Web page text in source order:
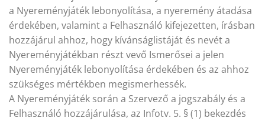
a Nyereményjáték lebonyolítása, a nyeremény átadása
érdekében, valamint a Felhasználó kifejezetten, írásban
hozzájárul ahhoz, hogy kívánságlistáját és nevét a
Nyereményjátékban részt vevő Ismerősei a jelen
Nyereményjáték lebonyolítása érdekében és az ahhoz
szükséges mértékben megismerhessék.
A Nyereményjáték során a Szervező a jogszabály és a
Felhasználó hozzájárulása, az Infotv. 5. § (1) bekezdés